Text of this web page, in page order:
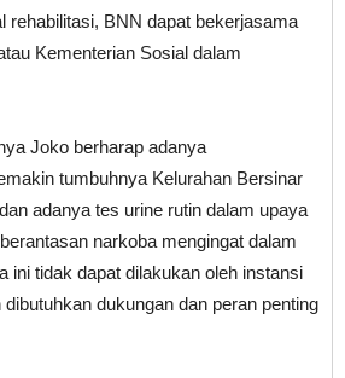
rehabilitasi, BNN dapat bekerjasama
Kementerian Sosial dalam
Joko berharap adanya
tumbuhnya Kelurahan Bersinar
adanya tes urine rutin dalam upaya
narkoba mengingat dalam
ini tidak dapat dilakukan oleh instansi
dukungan dan peran penting